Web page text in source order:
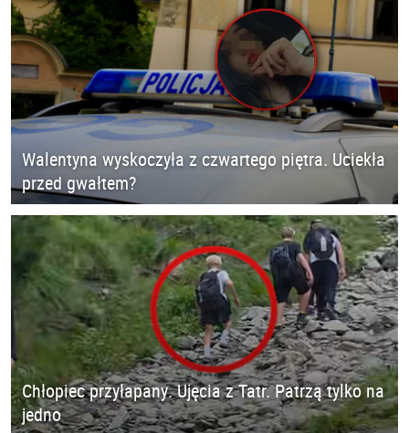
Walentyna wyskoczyła z czwartego piętra. Uciekła
przed gwałtem?
Chłopiec przyłapany. Ujęcia z Tatr. Patrzą tylko na
jedno